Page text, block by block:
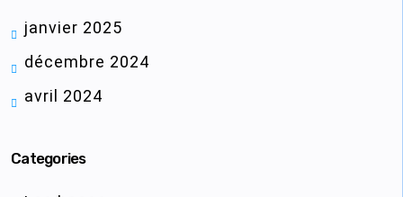
janvier 2025
décembre 2024
avril 2024
Categories